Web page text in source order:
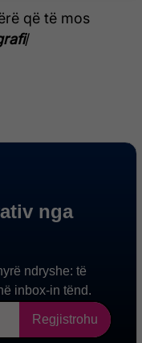
që të mos
/